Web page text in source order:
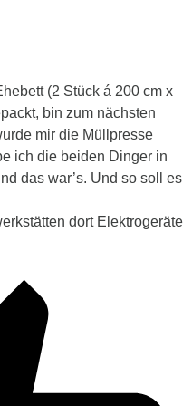
(2 Stück á 200 cm x
bin zum nächsten
mir die Müllpresse
ich die beiden Dinger in
das war’s. Und so soll es
dort Elektrogeräte